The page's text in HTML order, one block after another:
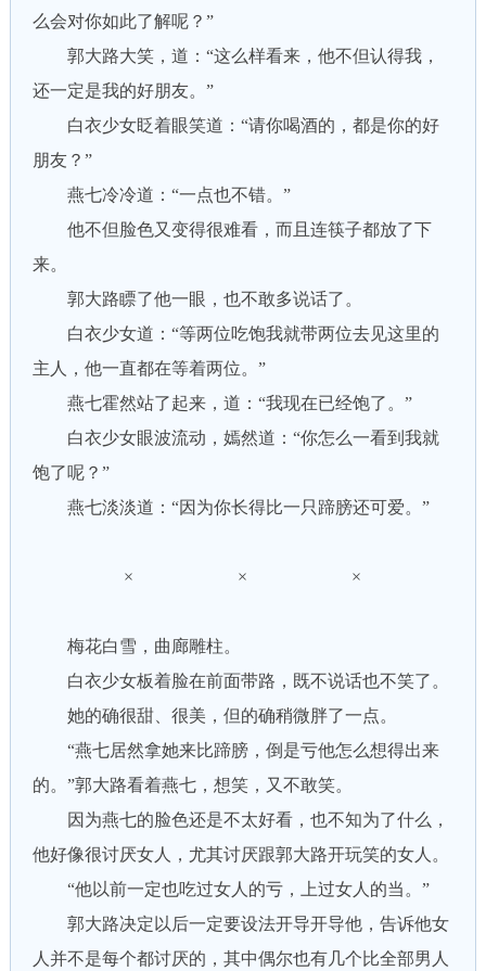
么会对你如此了解呢？”
郭大路大笑，道：“这么样看来，他不但认得我，
还一定是我的好朋友。”
白衣少女眨着眼笑道：“请你喝酒的，都是你的好
朋友？”
燕七冷冷道：“一点也不错。”
他不但脸色又变得很难看，而且连筷子都放了下
来。
郭大路瞟了他一眼，也不敢多说话了。
白衣少女道：“等两位吃饱我就带两位去见这里的
主人，他一直都在等着两位。”
燕七霍然站了起来，道：“我现在已经饱了。”
白衣少女眼波流动，嫣然道：“你怎么一看到我就
饱了呢？”
燕七淡淡道：“因为你长得比一只蹄膀还可爱。”
× × ×
梅花白雪，曲廊雕柱。
白衣少女板着脸在前面带路，既不说话也不笑了。
她的确很甜、很美，但的确稍微胖了一点。
“燕七居然拿她来比蹄膀，倒是亏他怎么想得出来
的。”郭大路看着燕七，想笑，又不敢笑。
因为燕七的脸色还是不太好看，也不知为了什么，
他好像很讨厌女人，尤其讨厌跟郭大路开玩笑的女人。
“他以前一定也吃过女人的亏，上过女人的当。”
郭大路决定以后一定要设法开导开导他，告诉他女
人并不是每个都讨厌的，其中偶尔也有几个比全部男人